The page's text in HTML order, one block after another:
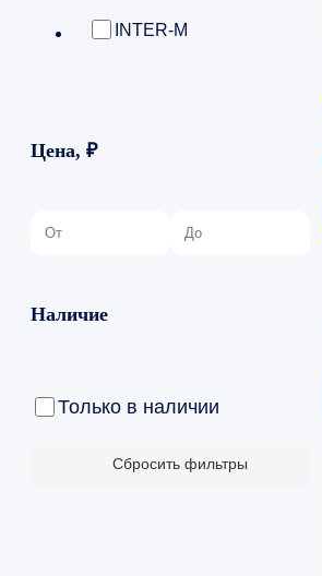
INTER-M
Цена, ₽
Наличие
Только в наличии
Сбросить фильтры